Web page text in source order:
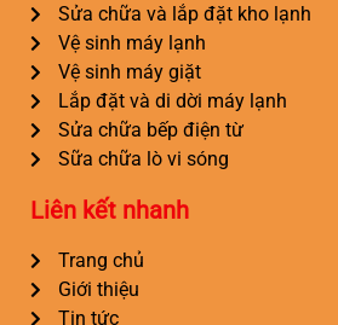
Sửa chữa và lắp đặt kho lạnh
Vệ sinh máy lạnh
Vệ sinh máy giặt
Lắp đặt và di dời máy lạnh
Sửa chữa bếp điện từ
Sữa chữa lò vi sóng
Liên kết nhanh
Trang chủ
Giới thiệu
Tin tức